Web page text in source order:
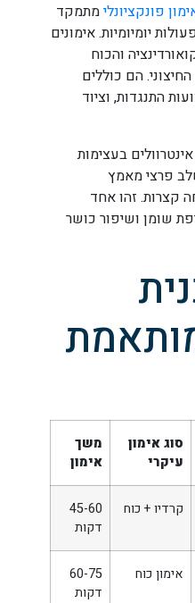
פונקציונלימתמקד
יומיומיות. אימונים
והכוח
הם כוללים
התנגדות, וציוד
בעצימות
פרצי מאמץ
קצרות. זהו אחד
שומן ושיפור כושר
סוג אימון
עיקרי
משך
אימון
קרדיו + כוח
45-60
דקות
אימון כוח
60-75
דקות